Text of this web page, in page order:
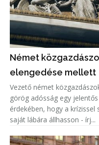
Német
elengedése mellett
Vezető német
görög adósság egy
érdekében, hogy a
saját lábára állhasson - írj...